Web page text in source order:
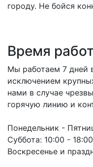
городу. Не бойся
Время
Мы работаем 7 дней
исключением
нами в случае
горячую линию и
Понедельник -
Суббота: 10:00 - 18:00
Воскресенье и